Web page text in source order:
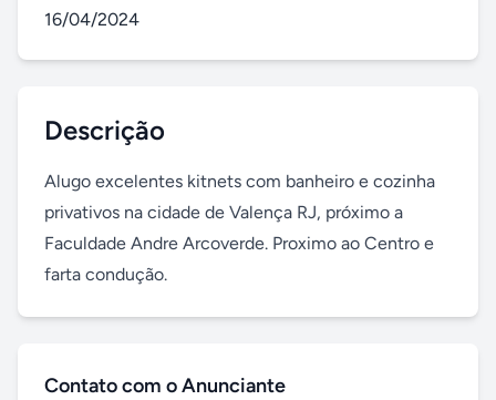
16/04/2024
Descrição
Alugo excelentes kitnets com banheiro e cozinha
privativos na cidade de Valença RJ, próximo a
Faculdade Andre Arcoverde. Proximo ao Centro e
farta condução.
Contato com o Anunciante